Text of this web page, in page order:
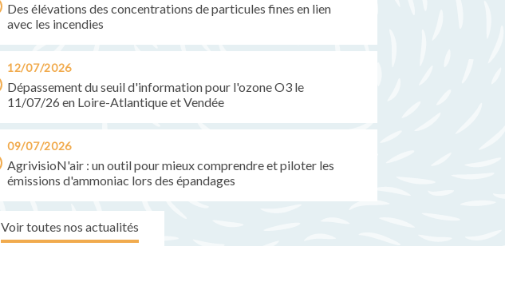
Des élévations des concentrations de particules fines en lien
avec les incendies
12/07/2026
Dépassement du seuil d'information pour l'ozone O3 le
11/07/26 en Loire-Atlantique et Vendée
09/07/2026
AgrivisioN'air : un outil pour mieux comprendre et piloter les
émissions d'ammoniac lors des épandages
Voir toutes nos actualités